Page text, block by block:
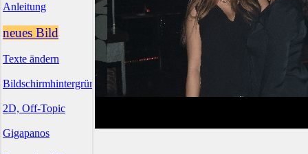
Anleitung
neues Bild
Texte ändern
Bildschirmhintergründe
2D, Off-Topic
Gigapanos